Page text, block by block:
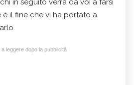
in seguito verrà da voi a farsi
è il fine che vi ha portato a
a leggere dopo la pubblicità